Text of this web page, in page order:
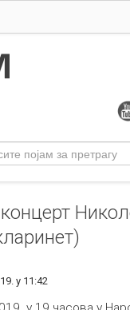
уметност
у 11:42